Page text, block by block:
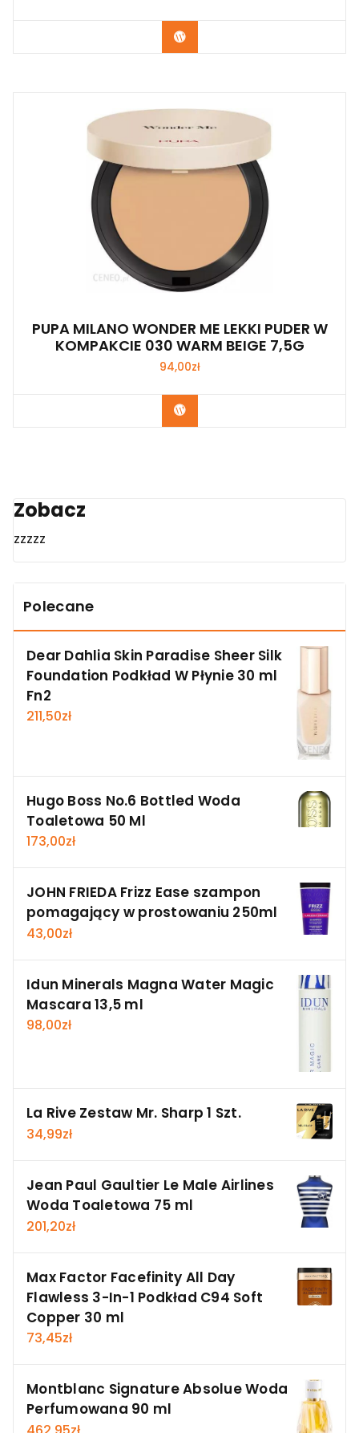
Zobacz
PUPA MILANO WONDER ME LEKKI PUDER W
KOMPAKCIE 030 WARM BEIGE 7,5G
94,00zł
Zobacz
Zobacz
zzzzz
Polecane
Dear Dahlia Skin Paradise Sheer Silk
Foundation Podkład W Płynie 30 ml
Fn2
211,50zł
Hugo Boss No.6 Bottled Woda
Toaletowa 50 Ml
173,00zł
JOHN FRIEDA Frizz Ease szampon
pomagający w prostowaniu 250ml
43,00zł
Idun Minerals Magna Water Magic
Mascara 13,5 ml
98,00zł
La Rive Zestaw Mr. Sharp 1 Szt.
34,99zł
Jean Paul Gaultier Le Male Airlines
Woda Toaletowa 75 ml
201,20zł
Max Factor Facefinity All Day
Flawless 3-In-1 Podkład C94 Soft
Copper 30 ml
73,45zł
Montblanc Signature Absolue Woda
Perfumowana 90 ml